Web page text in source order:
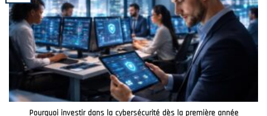
Pourquoi investir dans la cybersécurité dès la première année